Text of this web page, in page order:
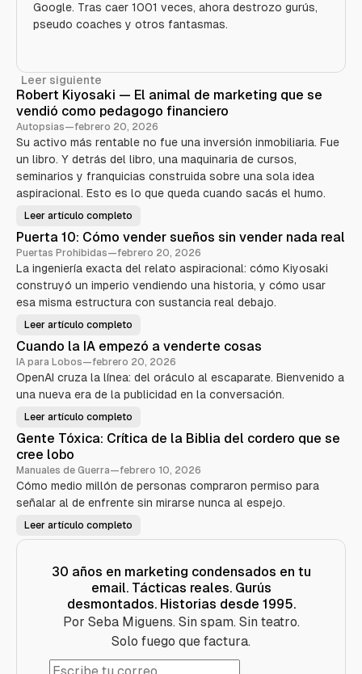
Google. Tras caer 1001 veces, ahora destrozo gurús,
pseudo coaches y otros fantasmas.
Leer siguiente
Robert Kiyosaki — El animal de marketing que se
vendió como pedagogo financiero
Autopsias—febrero 20, 2026
Su activo más rentable no fue una inversión inmobiliaria. Fue
un libro. Y detrás del libro, una maquinaria de cursos,
seminarios y franquicias construida sobre una sola idea
aspiracional. Esto es lo que queda cuando sacás el humo.
R
b
e
r
t
i
o
a
i
E
l
a
n
m
a
d
a
r
k
e
t
n
g
e
s
e
n
d
o
Leer artículo completo
Puerta 10: Cómo vender sueños sin vender nada real
Puertas Prohibidas—febrero 20, 2026
La ingeniería exacta del relato aspiracional: cómo Kiyosaki
construyó un imperio vendiendo una historia, y cómo usar
esa misma estructura con sustancia real debajo.
P
e
r
t
a
0
C
m
o
e
n
d
e
r
u
e
ñ
s
v
e
n
d
n
a
Leer artículo completo
Cuando la IA empezó a venderte cosas
IA para Lobos—febrero 20, 2026
OpenAI cruza la línea: del oráculo al escaparate. Bienvenido a
una nueva era de la publicidad en la conversación.
C
a
o
a
I
A
m
p
ó
a
n
e
c
Leer artículo completo
Gente Tóxica: Crítica de la Biblia del cordero que se
cree lobo
Manuales de Guerra—febrero 10, 2026
Cómo medio millón de personas compraron permiso para
señalar al de enfrente sin mirarse nunca al espejo.
G
e
e
T
i
a
Leer artículo completo
30 años en marketing condensados en tu
email. Tácticas reales. Gurús
desmontados. Historias desde 1995.
Por Seba Miguens. Sin spam. Sin teatro.
Solo fuego que factura.